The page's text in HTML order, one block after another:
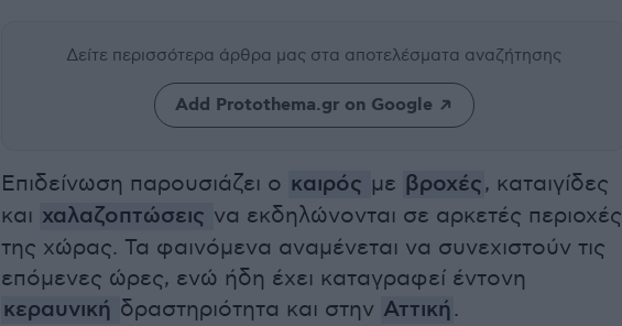
Δείτε περισσότερα άρθρα μας στα αποτελέσματα αναζήτησης
Add Protothema.gr on Google
Επιδείνωση παρουσιάζει ο καιρός με βροχές, καταιγίδες
και χαλαζοπτώσεις να εκδηλώνονται σε αρκετές περιοχές
της χώρας. Τα φαινόμενα αναμένεται να συνεχιστούν τις
επόμενες ώρες, ενώ ήδη έχει καταγραφεί έντονη
κεραυνική δραστηριότητα και στην Αττική.